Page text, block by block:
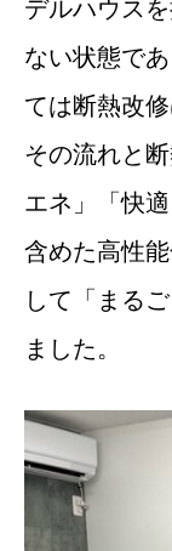
デルハウス
ない状態で
ては断熱改
その流れと
エネ」「快
含めた高性
して「まる
ました。